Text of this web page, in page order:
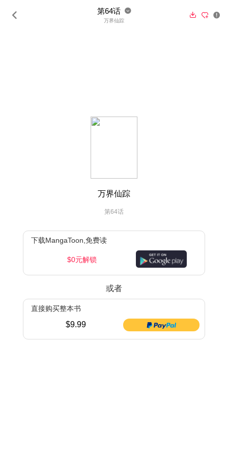
 第64话 
万界仙踪
  
万界仙踪
第64话
下载MangaToon,免费读
$0元解锁
或者
直接购买整本书
$9.99